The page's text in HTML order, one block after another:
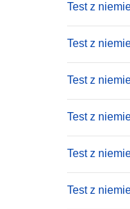
Test z
Test z
Test z
Test z
Test z
Test z